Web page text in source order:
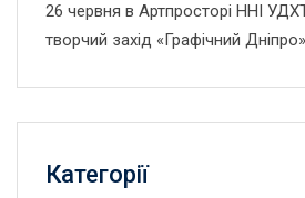
26 червня в Артпросторі ННІ
творчий захід «Графічний Дніпро»
Категорії